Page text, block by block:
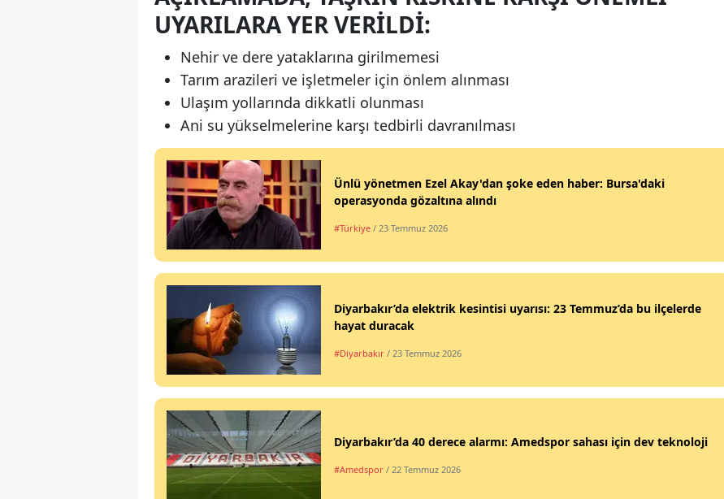
UYARILARA YER VERILDI:
Nehir ve dere yataklarına girilmemesi
Tarım arazileri ve işletmeler için önlem alınması
Ulaşım yollarında dikkatli olunması
Ani su yükselmelerine karşı tedbirli davranılması
Ünlü yönetmen Ezel Akay'dan şoke eden haber: Bursa'daki
operasyonda gözaltına alındı
#Türkiye / 23 Temmuz 2026
Diyarbakır’da elektrik kesintisi uyarısı: 23 Temmuz’da bu ilçelerde
hayat duracak
#Diyarbakır / 23 Temmuz 2026
Diyarbakır’da 40 derece alarmı: Amedspor sahası için dev teknoloji
#Amedspor / 22 Temmuz 2026